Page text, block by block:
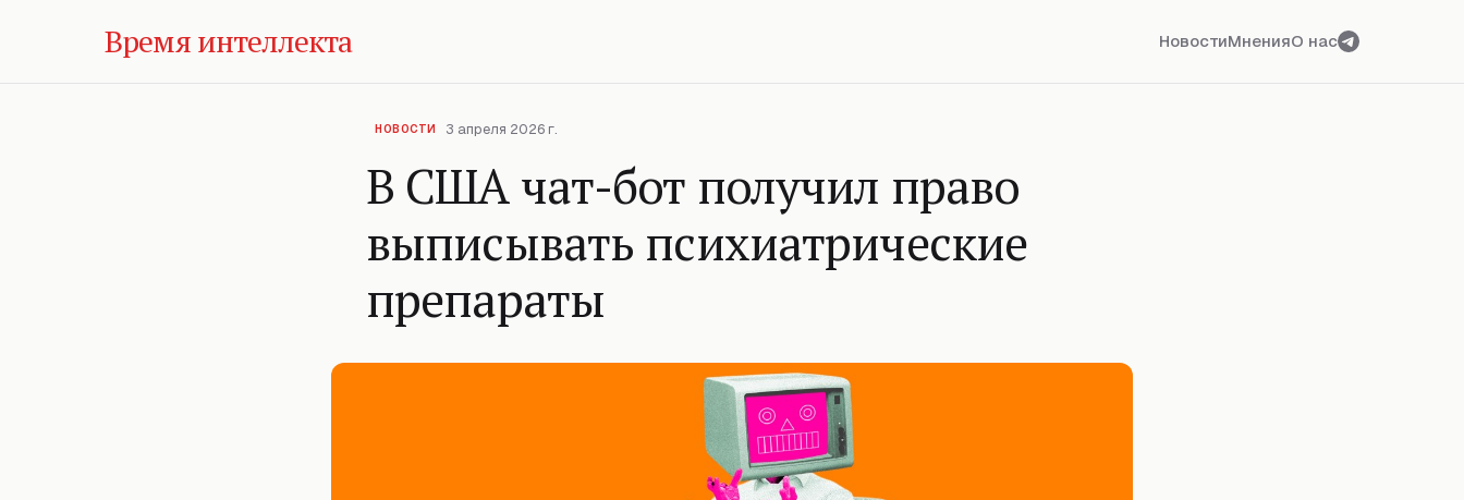
Время интеллекта НовостиМненияО нас
НОВОСТИ 3 апреля 2026 г.
В США чат-бот получил право
выписывать психиатрические
препараты